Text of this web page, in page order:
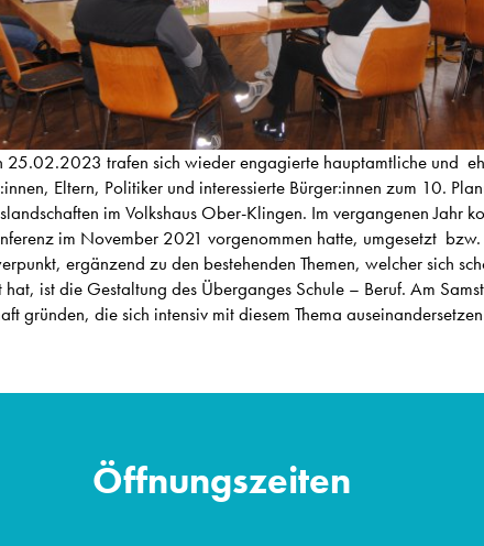
25.02.2023 trafen sich wieder engagierte hauptamtliche und
Eltern, Politiker und interessierte Bürger:innen zum 10.
im Volkshaus Ober-Klingen. Im vergangenen Jahr
im November 2021 vorgenommen hatte, umgesetzt
ergänzend zu den bestehenden Themen, welcher sich
hat, ist die Gestaltung des Überganges Schule – Beruf. Am
gründen, die sich intensiv mit diesem Thema
Öffnungszeiten